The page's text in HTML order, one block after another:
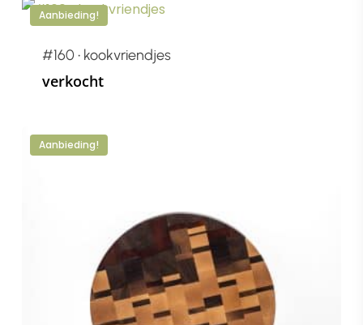
Aanbieding!
#160 • kookvriendjes
verkocht
Aanbieding!